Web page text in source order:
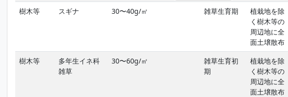
樹木等 スギナ 30〜40g/㎡ 雑草生育期
植栽地を除
く樹木等の
周辺地に全
面土壌散布
樹木等
多年生イネ科
雑草
30〜60g/㎡
雑草生育初
期
植栽地を除
く樹木等の
周辺地に全
面土壌散布